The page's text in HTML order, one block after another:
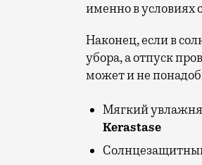
именно в условиях
Наконец, если в
убора, а отпуск
может и не
Мягкий
Kerastase